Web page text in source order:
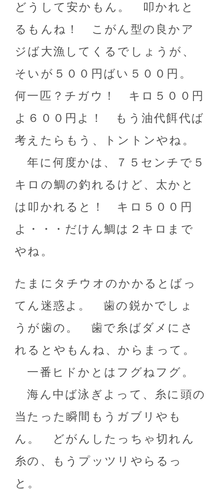
どうして安かもん。 叩かれと
るもんね！ こがん型の良かア
ジば大漁してくるでしょうが、
そいが５００円ばい５００円。
何一匹？チガウ！ キロ５００円
よ６００円よ！ もう油代餌代ば
考えたらもう、トントンやね。
年に何度かは、７５センチで５
キロの鯛の釣れるけど、太かと
は叩かれると！ キロ５００円
よ・・・だけん鯛は２キロまで
やね。
たまにタチウオのかかるとばっ
てん迷惑よ。 歯の鋭かでしょ
うが歯の。 歯で糸ばダメにさ
れるとやもんね、からまって。
一番ヒドかとはフグねフグ。
海ん中ば泳ぎよって、糸に頭の
当たった瞬間もうガブリやも
ん。 どがんしたっちゃ切れん
糸の、もうプッツリやらるっ
と。